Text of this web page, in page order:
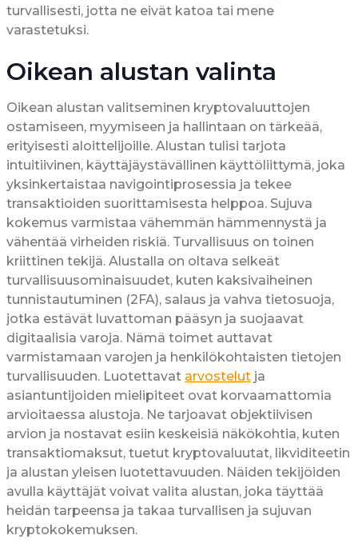
turvallisesti, jotta ne eivät katoa tai mene
varastetuksi.
Oikean alustan valinta
Oikean alustan valitseminen kryptovaluuttojen
ostamiseen, myymiseen ja hallintaan on tärkeää,
erityisesti aloittelijoille. Alustan tulisi tarjota
intuitiivinen, käyttäjäystävällinen käyttöliittymä, joka
yksinkertaistaa navigointiprosessia ja tekee
transaktioiden suorittamisesta helppoa. Sujuva
kokemus varmistaa vähemmän hämmennystä ja
vähentää virheiden riskiä. Turvallisuus on toinen
kriittinen tekijä. Alustalla on oltava selkeät
turvallisuusominaisuudet, kuten kaksivaiheinen
tunnistautuminen (2FA), salaus ja vahva tietosuoja,
jotka estävät luvattoman pääsyn ja suojaavat
digitaalisia varoja. Nämä toimet auttavat
varmistamaan varojen ja henkilökohtaisten tietojen
turvallisuuden. Luotettavat arvostelut ja
asiantuntijoiden mielipiteet ovat korvaamattomia
arvioitaessa alustoja. Ne tarjoavat objektiivisen
arvion ja nostavat esiin keskeisiä näkökohtia, kuten
transaktiomaksut, tuetut kryptovaluutat, likviditeetin
ja alustan yleisen luotettavuuden. Näiden tekijöiden
avulla käyttäjät voivat valita alustan, joka täyttää
heidän tarpeensa ja takaa turvallisen ja sujuvan
kryptokokemuksen.